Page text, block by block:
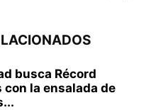
busca Récord
con la ensalada de